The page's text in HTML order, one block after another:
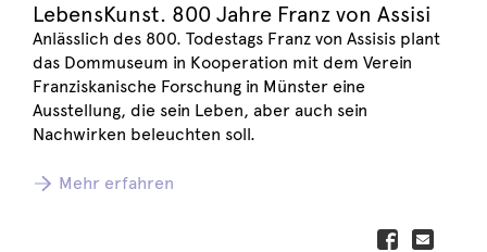
LebensKunst. 800 Jahre Franz von Assisi
Anlässlich des 800. Todestags Franz von Assisis plant
das Dommuseum in Kooperation mit dem Verein
Franziskanische Forschung in Münster eine
Ausstellung, die sein Leben, aber auch sein
Nachwirken beleuchten soll.
Mehr erfahren